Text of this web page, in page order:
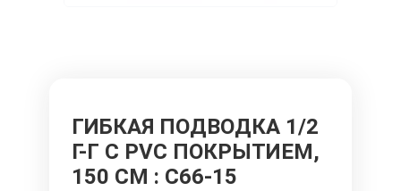
ГИБКАЯ ПОДВОДКА 1/2
Г-Г С PVC ПОКРЫТИЕМ,
150 СМ : C66-15